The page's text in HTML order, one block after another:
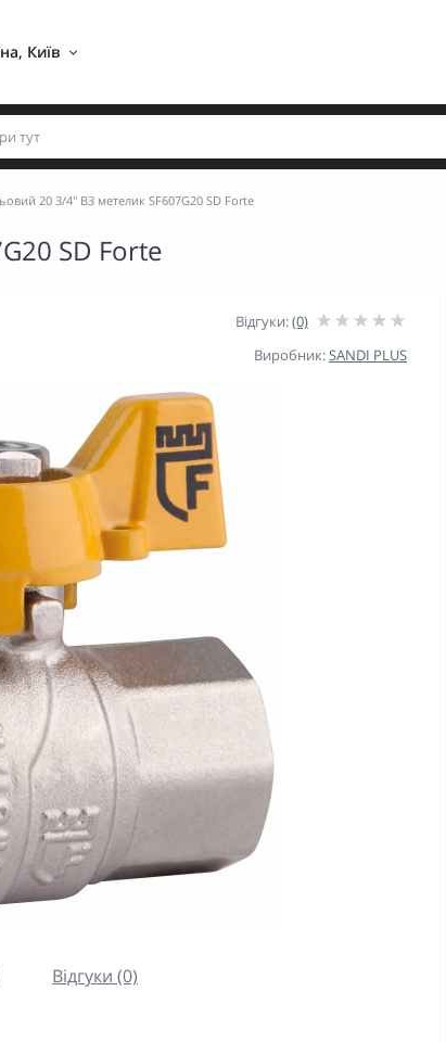
Київ
20 3/4" ВЗ метелик SF607G20 SD Forte
SD Forte
Відгуки:(0)
Виробник:SANDI PLUS
Відгуки (0)